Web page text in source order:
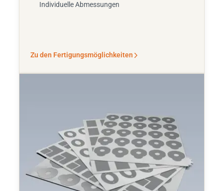
Individuelle Abmessungen
Zu den Fertigungsmöglichkeiten